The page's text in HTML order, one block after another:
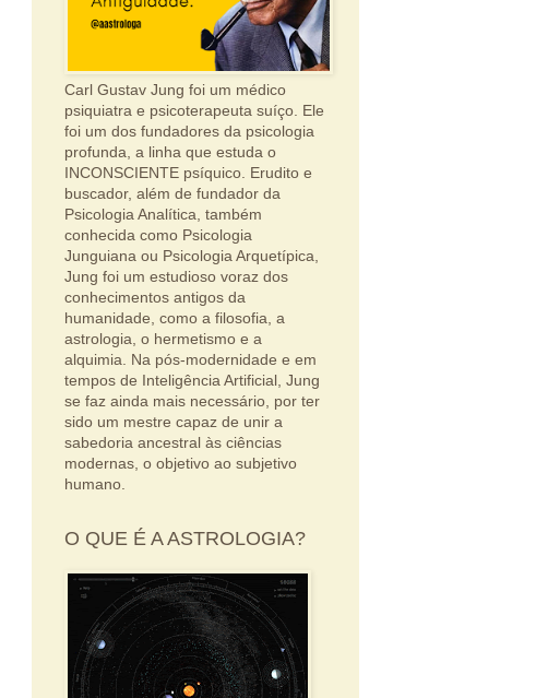
Carl Gustav Jung foi um médico
psiquiatra e psicoterapeuta suíço. Ele
foi um dos fundadores da psicologia
profunda, a linha que estuda o
INCONSCIENTE psíquico. Erudito e
buscador, além de fundador da
Psicologia Analítica, também
conhecida como Psicologia
Junguiana ou Psicologia Arquetípica,
Jung foi um estudioso voraz dos
conhecimentos antigos da
humanidade, como a filosofia, a
astrologia, o hermetismo e a
alquimia. Na pós-modernidade e em
tempos de Inteligência Artificial, Jung
se faz ainda mais necessário, por ter
sido um mestre capaz de unir a
sabedoria ancestral às ciências
modernas, o objetivo ao subjetivo
humano.
O QUE É A ASTROLOGIA?